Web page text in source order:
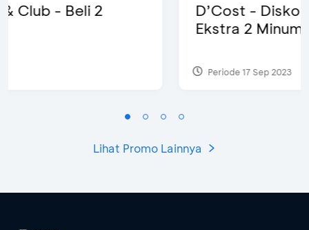
D’Cost - Diskon 50% Makanan &
Lihat Promo Lainnya